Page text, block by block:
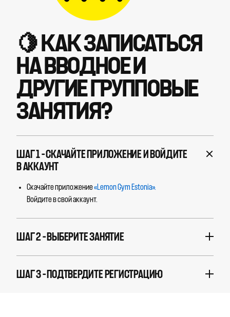
🍋 КАК ЗАПИСАТЬСЯ
НА ВВОДНОЕ И
ДРУГИЕ ГРУППОВЫЕ
ЗАНЯТИЯ?
ШАГ 1 – СКАЧАЙТЕ ПРИЛОЖЕНИЕ И ВОЙДИТЕ
В АККАУНТ
Скачайте приложение«Lemon Gym Estonia».
Войдите в свой аккаунт.
ШАГ 2 – ВЫБЕРИТЕ ЗАНЯТИЕ
ШАГ 3 – ПОДТВЕРДИТЕ РЕГИСТРАЦИЮ